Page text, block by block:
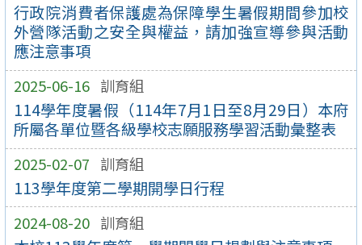
行政院消費者保護處為保障學生暑假期間參加校
外營隊活動之安全與權益，請加強宣導參與活動
應注意事項
2025-06-16 訓育組
114學年度暑假（114年7月1日至8月29日）本府
所屬各單位暨各級學校志願服務學習活動彙整表
2025-02-07 訓育組
113學年度第二學期開學日行程
2024-08-20 訓育組